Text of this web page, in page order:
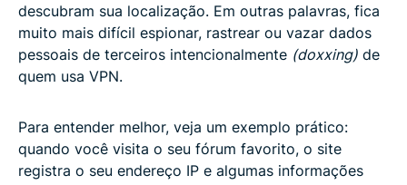
descubram sua localização. Em outras palavras, fica
muito mais difícil espionar, rastrear ou vazar dados
pessoais de terceiros intencionalmente (doxxing) de
quem usa VPN.
Para entender melhor, veja um exemplo prático:
quando você visita o seu fórum favorito, o site
registra o seu endereço IP e algumas informações